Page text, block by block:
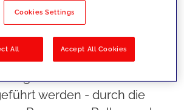
dass Strategien und
im gesamten Unternehmen
werden - durch die
Cookies Settings
All Accept All Cookies